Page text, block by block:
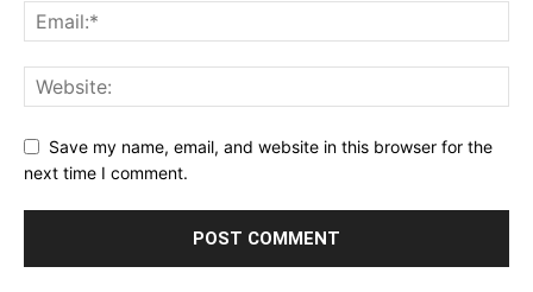
Save my name, email, and website in this browser for the
next time I comment.